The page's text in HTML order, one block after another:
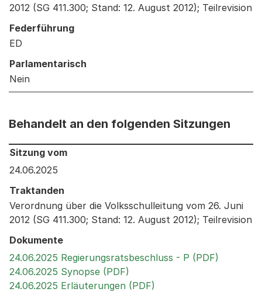
2012 (SG 411.300; Stand: 12. August 2012); Teilrevision
Federführung
ED
Parlamentarisch
Nein
Behandelt an den folgenden Sitzungen
Behandelt an den folgenden Sitzungen: Informationen
Sitzung vom
24.06.2025
Traktanden
Verordnung über die Volksschulleitung vom 26. Juni
2012 (SG 411.300; Stand: 12. August 2012); Teilrevision
Dokumente
24.06.2025 Regierungsratsbeschluss - P (PDF)
24.06.2025 Synopse (PDF)
24.06.2025 Erläuterungen (PDF)